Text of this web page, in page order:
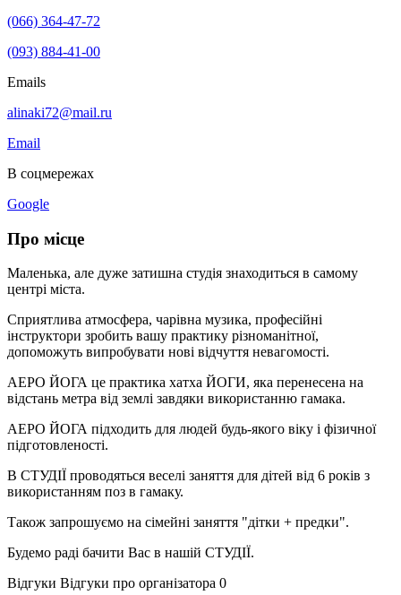
(066) 364-47-72
(093) 884-41-00
Emails
alinaki72@mail.ru
Email
В соцмережах
Google
Про місце
Маленька, але дуже затишна студія знаходиться в самому
центрі міста.
Сприятлива атмосфера, чарівна музика, професійні
інструктори зробить вашу практику різноманітної,
допоможуть випробувати нові відчуття невагомості.
АЕРО ЙОГА це практика хатха ЙОГИ, яка перенесена на
відстань метра від землі завдяки використанню гамака.
АЕРО ЙОГА підходить для людей будь-якого віку і фізичної
підготовленості.
В СТУДІЇ проводяться веселі заняття для дітей від 6 років з
використанням поз в гамаку.
Також запрошуємо на сімейні заняття "дітки + предки".
Будемо раді бачити Вас в нашій СТУДІЇ.
Відгуки Відгуки про організатора 0